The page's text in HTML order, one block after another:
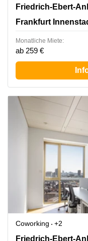
Friedrich-Ebert-
Friedrich-Ebert-
Frankfurt
Monatliche Miete:
ab 259 €
Coworking
+2
Friedrich-Ebert-
Friedrich-Ebert-